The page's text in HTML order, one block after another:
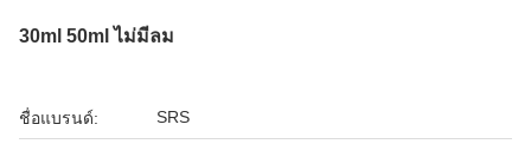
30ml 50ml ไม่มีลม
ชื่อแบรนด์: SRS